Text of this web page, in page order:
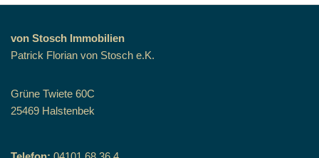
von Stosch Immobilien
Patrick Florian von Stosch e.K.
Grüne Twiete 60C
25469 Halstenbek